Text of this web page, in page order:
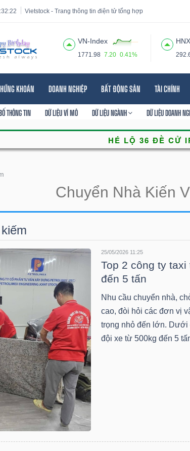
Vietstock - Trang thông tin điện tử tổng hợp
VN-Index
1771.98 7.20 0.41%
KHOÁN DOANH NGHIỆP BẤT ĐỘNG SẢN TÀI CHÍNH
THÔNG TIN DỮ LIỆU VĨ MÔ DỮ LIỆU NGÀNH DỮ LIỆU DOANH
25/05/2026 11:25
Top 2 công ty
đến 5 tấn
Nhu cầu chuyển nhà,
cao, đòi hỏi các đơn vị
trọng nhỏ đến lớn. Dưới
đội xe từ 500kg đến 5